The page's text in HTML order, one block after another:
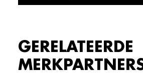
GERELATEERDE